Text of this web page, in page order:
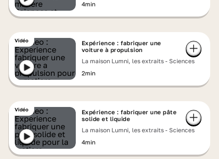
4min
Vidéo
Expérience : fabriquer une
voiture à propulsion
La maison Lumni, les extraits - Sciences
2min
Vidéo
Expérience : fabriquer une pâte
solide et liquide
La maison Lumni, les extraits - Sciences
4min